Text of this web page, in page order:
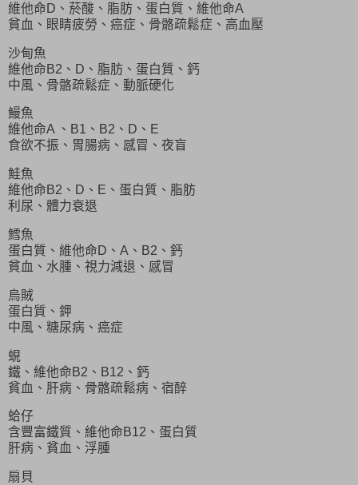
維他命D、菸酸、脂肪、蛋白質、維他命A
貧血、眼睛疲勞、癌症、骨骼疏鬆症、高血壓
沙甸魚
維他命B2、D、脂肪、蛋白質、鈣
中風、骨骼疏鬆症、動脈硬化
鰻魚
維他命A 、B1、B2、D、E
食欲不振、胃腸病、感冒、夜盲
鮭魚
維他命B2、D、E、蛋白質、脂肪
利尿、體力衰退
鱈魚
蛋白質、維他命D、A、B2、鈣
貧血、水腫、視力減退、感冒
烏賊
蛋白質、鉀
中風、糖尿病、癌症
蜆
鐵、維他命B2、B12、鈣
貧血、肝病、骨骼疏鬆病、宿醉
蛤仔
含豐富鐵質、維他命B12、蛋白質
肝病、貧血、浮腫
扇貝